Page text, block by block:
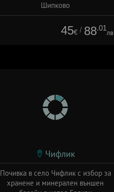
Шипково
Дата: 01.07 - 13.09 + полупансион
45€ / 88.01
лв.
Чифлик
Почивка в село Чифлик с избор за
хранене и минерален външен